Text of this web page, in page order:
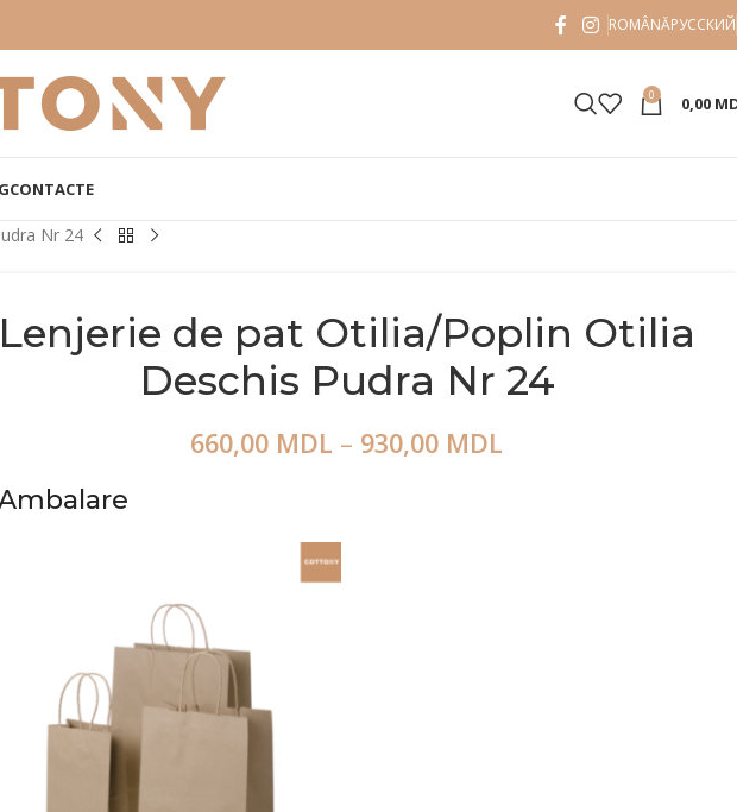
ROMÂNĂРУССКИЙ
0 0,00
CONTACTE
Nr 24
Lenjerie de pat Otilia/Poplin Otilia
Deschis Pudra Nr 24
660,00 MDL – 930,00 MDL